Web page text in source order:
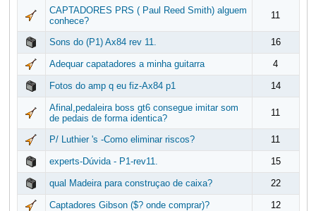
CAPTADORES PRS ( Paul Reed Smith) alguem
conhece?
11
Sons do (P1) Ax84 rev 11. 16
Adequar capatadores a minha guitarra 4
Fotos do amp q eu fiz-Ax84 p1 14
Afinal,pedaleira boss gt6 consegue imitar som
de pedais de forma identica?
11
P/ Luthier 's -Como eliminar riscos? 11
experts-Dúvida - P1-rev11. 15
qual Madeira para construçao de caixa? 22
Captadores Gibson ($? onde comprar)? 12